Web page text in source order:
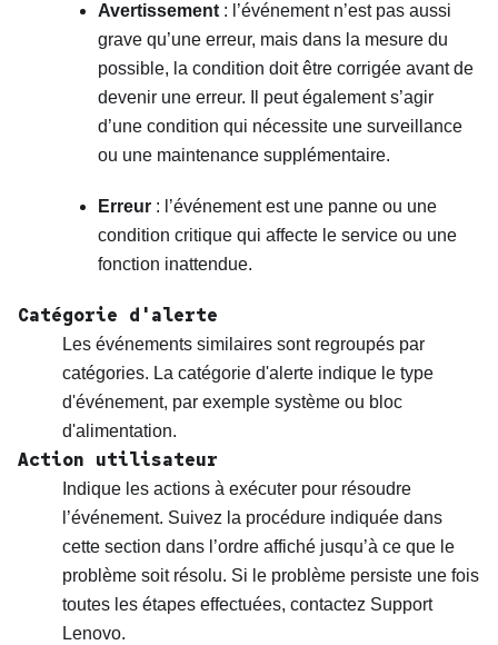
Avertissement : l’événement n’est pas aussi
grave qu’une erreur, mais dans la mesure du
possible, la condition doit être corrigée avant de
devenir une erreur. Il peut également s’agir
d’une condition qui nécessite une surveillance
ou une maintenance supplémentaire.
Erreur : l’événement est une panne ou une
condition critique qui affecte le service ou une
fonction inattendue.
Catégorie d'alerte
Les événements similaires sont regroupés par
catégories. La catégorie d'alerte indique le type
d'événement, par exemple système ou bloc
d'alimentation.
Action utilisateur
Indique les actions à exécuter pour résoudre
l’événement. Suivez la procédure indiquée dans
cette section dans l’ordre affiché jusqu’à ce que le
problème soit résolu. Si le problème persiste une fois
toutes les étapes effectuées, contactez Support
Lenovo.